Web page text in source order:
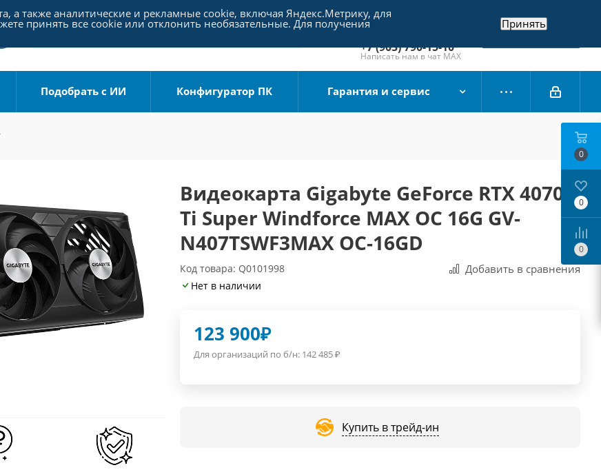
+7 (495) 790-15-10
Отдел продаж
+7 (903) 790-15-10
Написать нам в чат MAX
Заказать звонок
Подобрать с ИИ Конфигуратор ПК Гарантия и сервис
Видеокарта Gigabyte GeForce RTX 4070
Ti Super Windforce MAX OC 16G GV-
N407TSWF3MAX OC-16GD
Код товара: Q0101998 Добавить в сравнения
Нет в наличии
123 900₽
Для организаций по б/н: 142 485₽
Купить в трейд-ин
0
0
0
а также аналитические и рекламные cookie, включая Яндекс.Метрику, для
принять все cookie или отклонить необязательные. Для получения Принять